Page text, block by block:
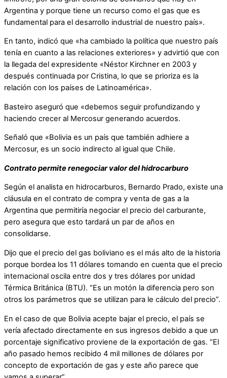
Argentina y porque tiene un recurso como el gas que es
fundamental para el desarrollo industrial de nuestro país».
En tanto, indicó que «ha cambiado la política que nuestro país
tenía en cuanto a las relaciones exteriores» y advirtió que con
la llegada del expresidente «Néstor Kirchner en 2003 y
después continuada por Cristina, lo que se prioriza es la
relación con los países de Latinoamérica».
Basteiro aseguró que «debemos seguir profundizando y
haciendo crecer al Mercosur generando acuerdos.
Señaló que «Bolivia es un país que también adhiere a
Mercosur, es un socio indirecto al igual que Chile.
Contrato permite renegociar valor del hidrocarburo
Según el analista en hidrocarburos, Bernardo Prado, existe una
cláusula en el contrato de compra y venta de gas a la
Argentina que permitiría negociar el precio del carburante,
pero asegura que esto tardará un par de años en
consolidarse.
Dijo que el precio del gas boliviano es el más alto de la historia
porque bordea los 11 dólares tomando en cuenta que el precio
internacional oscila entre dos y tres dólares por unidad
Térmica Británica (BTU). “Es un motón la diferencia pero son
otros los parámetros que se utilizan para le cálculo del precio”.
En el caso de que Bolivia acepte bajar el precio, el país se
vería afectado directamente en sus ingresos debido a que un
porcentaje significativo proviene de la exportación de gas. “El
año pasado hemos recibido 4 mil millones de dólares por
concepto de exportación de gas y este año parece que